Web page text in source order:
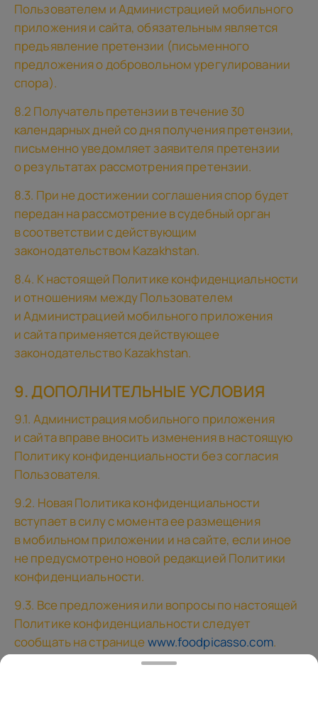
Пользователем и Администрацией мобильного
приложения и сайта, обязательным является
предъявление претензии (письменного
предложения о добровольном урегулировании
спора).
8.2 Получатель претензии в течение 30
календарных дней со дня получения претензии,
письменно уведомляет заявителя претензии
о результатах рассмотрения претензии.
8.3. При не достижении соглашения спор будет
передан на рассмотрение в судебный орган
в соответствии с действующим
законодательством Kazakhstan.
8.4. К настоящей Политике конфиденциальности
и отношениям между Пользователем
и Администрацией мобильного приложения
и сайта применяется действующее
законодательство Kazakhstan.
9. ДОПОЛНИТЕЛЬНЫЕ УСЛОВИЯ
9.1. Администрация мобильного приложения
и сайта вправе вносить изменения в настоящую
Политику конфиденциальности без согласия
Пользователя.
9.2. Новая Политика конфиденциальности
вступает в силу с момента ее размещения
в мобильном приложении и на сайте, если иное
не предусмотрено новой редакцией Политики
конфиденциальности.
9.3. Все предложения или вопросы по настоящей
Политике конфиденциальности следует
сообщать на странице www.foodpicasso.com.